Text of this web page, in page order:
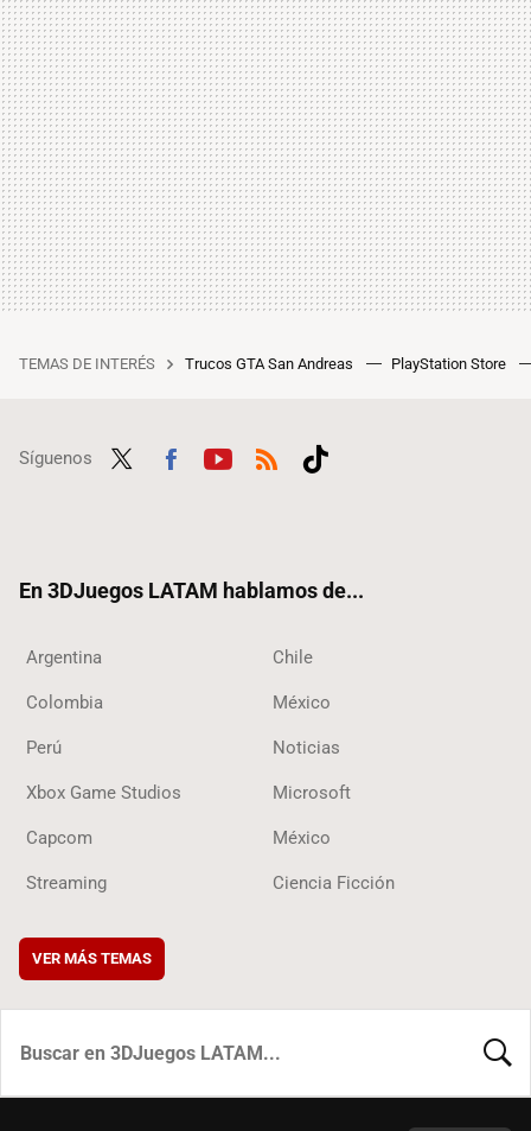
TEMAS DE INTERÉS Trucos GTA San Andreas PlayStation Store
Síguenos
En 3DJuegos LATAM hablamos de...
Argentina Chile
Colombia México
Perú Noticias
Xbox Game Studios Microsoft
Capcom México
Streaming Ciencia Ficción
VER MÁS TEMAS